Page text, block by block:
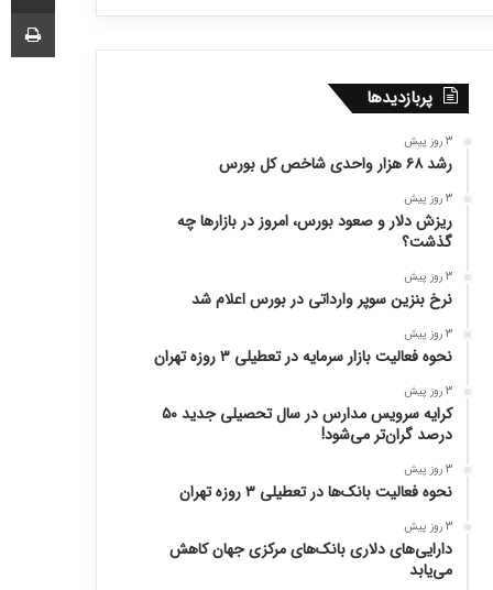
پربازدیدها
3 روز پیش
رشد ۶۸ هزار واحدی شاخص کل بورس
3 روز پیش
ریزش دلار و صعود بورس، امروز در بازارها چه
گذشت؟
3 روز پیش
نرخ بنزین سوپر وارداتی در بورس اعلام شد
3 روز پیش
نحوه فعالیت بازار سرمایه در تعطیلی ۳ روزه تهران
3 روز پیش
کرایه سرویس مدارس در سال تحصیلی جدید ۵۰
درصد گران‌تر می‌شود!
3 روز پیش
نحوه فعالیت بانک‌ها در تعطیلی ۳ روزه تهران
3 روز پیش
دارایی‌های دلاری بانک‌های مرکزی جهان کاهش
می‌یابد